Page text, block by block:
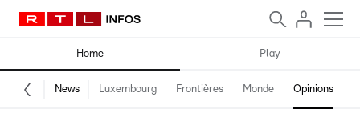
Home Play
News Luxembourg Frontières Monde Opinions